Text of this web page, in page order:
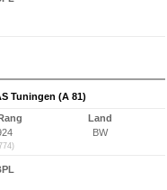
Tuningen (A 81)
Land
BW